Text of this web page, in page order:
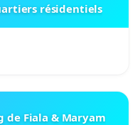
résidentiels
de Fiala & Maryam